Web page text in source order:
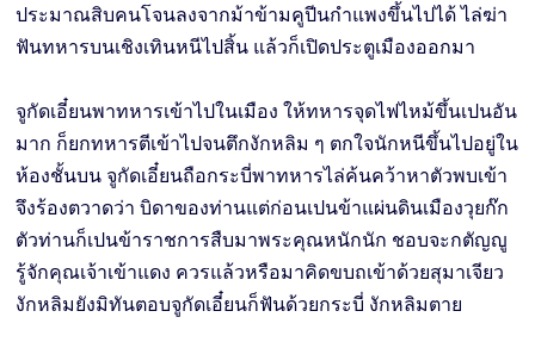
ประมาณสิบคนโจนลงจากม้าข้ามคูปีนกำแพงขึ้นไปได้ ไล่ฆ่า
ฟันทหารบนเชิงเทินหนีไปสิ้น แล้วก็เปิดประตูเมืองออกมา
จูกัดเอี๋ยนพาทหารเข้าไปในเมือง ให้ทหารจุดไฟไหม้ขึ้นเปนอัน
มาก ก็ยกทหารตีเข้าไปจนตึกงักหลิม ๆ ตกใจนักหนีขึ้นไปอยู่ใน
ห้องชั้นบน จูกัดเอี๋ยนถือกระบี่พาทหารไล่ค้นคว้าหาตัวพบเข้า
จึงร้องตวาดว่า บิดาของท่านแต่ก่อนเปนข้าแผ่นดินเมืองวุยก๊ก
ตัวท่านก็เปนข้าราชการสืบมาพระคุณหนักนัก ชอบจะกตัญญู
รู้จักคุณเจ้าเข้าแดง ควรแล้วหรือมาคิดขบถเข้าด้วยสุมาเจียว
งักหลิมยังมิทันตอบจูกัดเอี๋ยนก็ฟันด้วยกระบี่ งักหลิมตาย